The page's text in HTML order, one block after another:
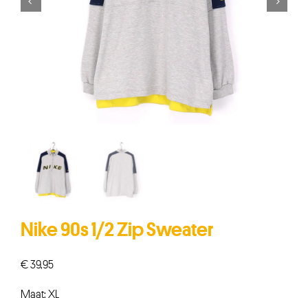
Nike 90s 1/2 Zip Sweater
€39,95
Maat: XL